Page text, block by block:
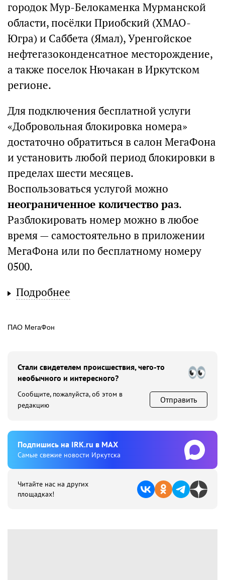
городок Мур-Белокаменка Мурманской
области, посёлки Приобский (ХМАО-
Югра) и Саббета (Ямал), Уренгойское
нефтегазоконденсатное месторождение,
а также поселок Нючакан в Иркутском
регионе.
Для подключения бесплатной услуги
«Добровольная блокировка номера»
достаточно обратиться в салон МегаФона
и установить любой период блокировки в
пределах шести месяцев.
Воспользоваться услугой можно
неограниченное количество раз.
Разблокировать номер можно в любое
время — самостоятельно в приложении
МегаФона или по бесплатному номеру
0500.
Подробнее
ПАО МегаФон
Стали свидетелем происшествия, чего-то
необычного и интересного?
Сообщите, пожалуйста, об этом в
редакцию
Отправить
Подпишиcь на IRK.ru в MAX
Cамые свежие новости Иркутска
Читайте нас на других
площадках!